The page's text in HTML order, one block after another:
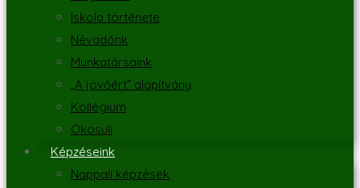
Iskola története
Névadónk
Munkatársaink
„A jövőért” alapítvány
Kollégium
Ökosuli
Képzéseink
Nappali képzések